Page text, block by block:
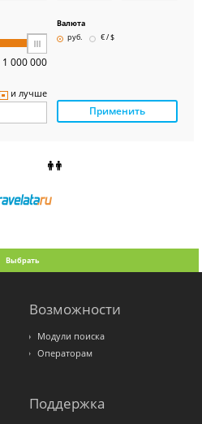
1 000 000
Валюта
руб.
€ / $
и лучше
Применить
Выбрать
Возможности
Модули поиска
Операторам
Поддержка